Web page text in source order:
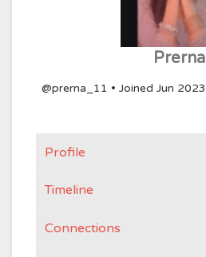
Prerna
@prerna_11 • Joined Jun 2023
Profile
Timeline
Connections